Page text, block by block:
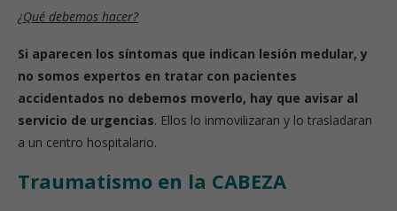
¿Qué debemos hacer?
Si aparecen los síntomas que indican lesión medular, y
no somos expertos en tratar con pacientes
accidentados no debemos moverlo, hay que avisar al
servicio de urgencias. Ellos lo inmovilizaran y lo trasladaran
a un centro hospitalario.
Traumatismo en la CABEZA